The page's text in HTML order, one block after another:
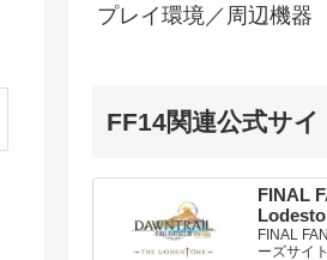
プレイ環境／周辺機器
FF14関連公式サイ
FINAL
FINAL
ーズサイ